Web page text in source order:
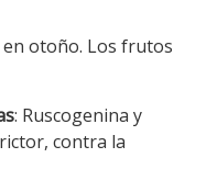
en otoño. Los frutos
: Ruscogenina y
contra la